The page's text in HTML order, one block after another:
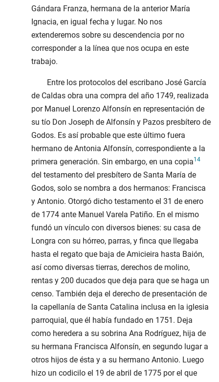
Gándara Franza, hermana de la anterior María
Ignacia, en igual fecha y lugar. No nos
extenderemos sobre su descendencia por no
corresponder a la línea que nos ocupa en este
trabajo.
Entre los protocolos del escribano José García
de Caldas obra una compra del año 1749, realizada
por Manuel Lorenzo Alfonsín en representación de
su tío Don Joseph de Alfonsín y Pazos presbítero de
Godos. Es así probable que este último fuera
hermano de Antonia Alfonsín, correspondiente a la
primera generación. Sin embargo, en una copia14
del testamento del presbítero de Santa María de
Godos, solo se nombra a dos hermanos: Francisca
y Antonio. Otorgó dicho testamento el 31 de enero
de 1774 ante Manuel Varela Patiño. En el mismo
fundó un vínculo con diversos bienes: su casa de
Longra con su hórreo, parras, y finca que llegaba
hasta el regato que baja de Amicieira hasta Baión,
así como diversas tierras, derechos de molino,
rentas y 200 ducados que deja para que se haga un
censo. También deja el derecho de presentación de
la capellanía de Santa Catalina inclusa en la iglesia
parroquial, que él había fundado en 1751. Deja
como heredera a su sobrina Ana Rodríguez, hija de
su hermana Francisca Alfonsín, en segundo lugar a
otros hijos de ésta y a su hermano Antonio. Luego
hizo un codicilo el 19 de abril de 1775 por el que